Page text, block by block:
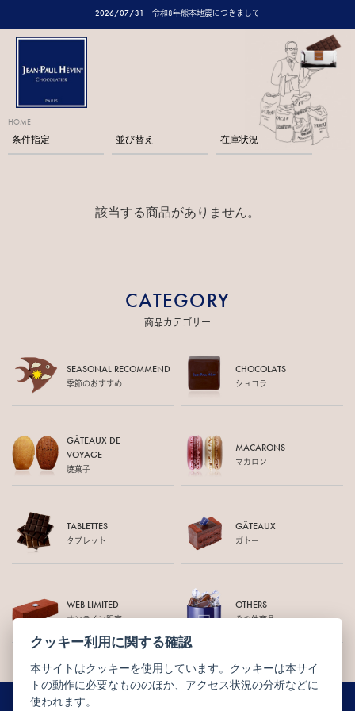
2026/07/31 令和8年熊本地震につきまして
HOME
条件指定 並び替え 在庫状況
該当する商品がありません。
CATEGORY
商品カテゴリー
SEASONAL RECOMMEND
季節のおすすめ
CHOCOLATS
ショコラ
GÂTEAUX DE
VOYAGE
焼菓子
MACARONS
マカロン
TABLETTES
タブレット
GÂTEAUX
ガトー
WEB LIMITED
オンライン限定
OTHERS
その他商品
クッキー利用に関する確認
本サイトはクッキーを使用しています。クッキーは本サイ
トの動作に必要なもののほか、アクセス状況の分析などに
使われます。